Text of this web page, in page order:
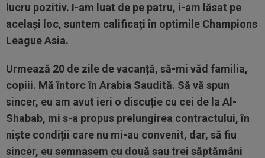
lucru pozitiv. I-am luat de pe patru, i-am lăsat pe
același loc, suntem calificați în optimile Champions
League Asia.
Urmează 20 de zile de vacanță, să-mi văd familia,
copiii. Mă întorc în Arabia Saudită. Să vă spun
sincer, eu am avut ieri o discuție cu cei de la Al-
Shabab, mi s-a propus prelungirea contractului, în
niște condiții care nu mi-au convenit, dar, să fiu
sincer, eu semnasem cu două sau trei săptămâni